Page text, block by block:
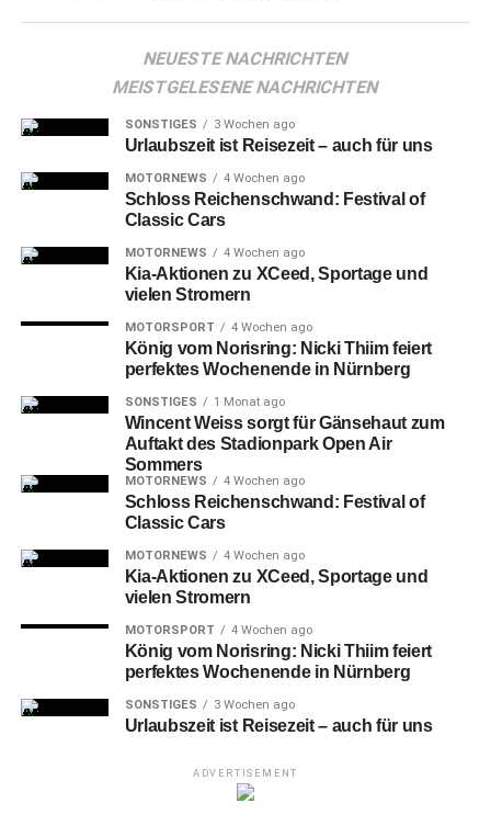
technische und umwelttechnische Nachweise
herausgearbeitet.
Die bisherige Frankenschnellwegbrücke über den Main-Donau-Kanal
und die Südwesttangente.
Bildnachweis: André Winkel / Stadt Nürnberg
Die Brücke Frankenschnellwegwird künftig durch eine
optimierte Verkehrsführung um eine Fahrspur pro
Richtungsfahrbahn verschmälert. Sie wird in gleicher
Lage als Stahlverbundbrücke mit einer Gesamtlänge von
rund 320 Metern errichtet und in der Mitte je Fahrtrichtung
geteilt. Durch eine Optimierung der Bauablaufplanung
Behelfsbrücken, der Verkehr wird während der
Baumaßnahme über jeweils eine Brückenhälfte geführt.
NEUESTE NACHRICHTEN
MEISTGELESENE NACHRICHTEN
SONSTIGES 3 Wochen ago
Urlaubszeit ist Reisezeit – auch für uns
MOTORNEWS 4 Wochen ago
Schloss Reichenschwand: Festival of
Classic Cars
MOTORNEWS 4 Wochen ago
Kia-Aktionen zu XCeed, Sportage und
vielen Stromern
MOTORSPORT 4 Wochen ago
König vom Norisring: Nicki Thiim feiert
perfektes Wochenende in Nürnberg
SONSTIGES 1 Monat ago
Wincent Weiss sorgt für Gänsehaut zum
Auftakt des Stadionpark Open Air
Sommers
MOTORNEWS 4 Wochen ago
Schloss Reichenschwand: Festival of
Classic Cars
MOTORNEWS 4 Wochen ago
Kia-Aktionen zu XCeed, Sportage und
vielen Stromern
MOTORSPORT 4 Wochen ago
König vom Norisring: Nicki Thiim feiert
perfektes Wochenende in Nürnberg
SONSTIGES 3 Wochen ago
Urlaubszeit ist Reisezeit – auch für uns
ADVERTISEMENT